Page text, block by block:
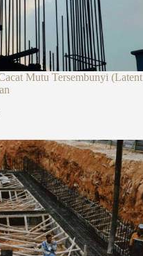
Mutu Tersembunyi (Latent